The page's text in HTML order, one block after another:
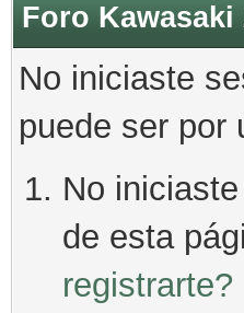
Foro Kawasaki
No iniciaste
puede ser por
No
de esta
registrarte?